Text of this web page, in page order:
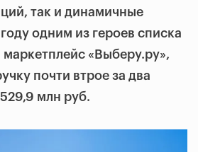
так и динамичные
одним из героев списка
«Выберу.ру»,
почти втрое за два
млн руб.